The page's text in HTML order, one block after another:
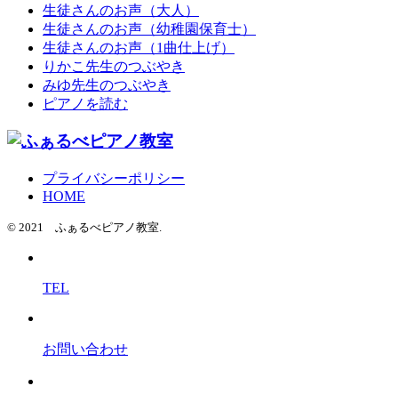
生徒さんのお声（大人）
生徒さんのお声（幼稚園保育士）
生徒さんのお声（1曲仕上げ）
りかこ先生のつぶやき
みゆ先生のつぶやき
ピアノを読む
プライバシーポリシー
HOME
© 2021 ふぁるべピアノ教室.
TEL
お問い合わせ